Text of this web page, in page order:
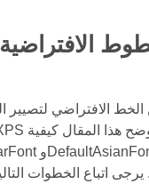
اتباع الخطوات